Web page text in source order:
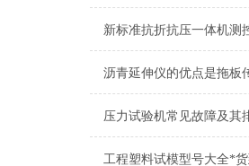
压力试验机常见故障及其
工程塑料试模型号大全*